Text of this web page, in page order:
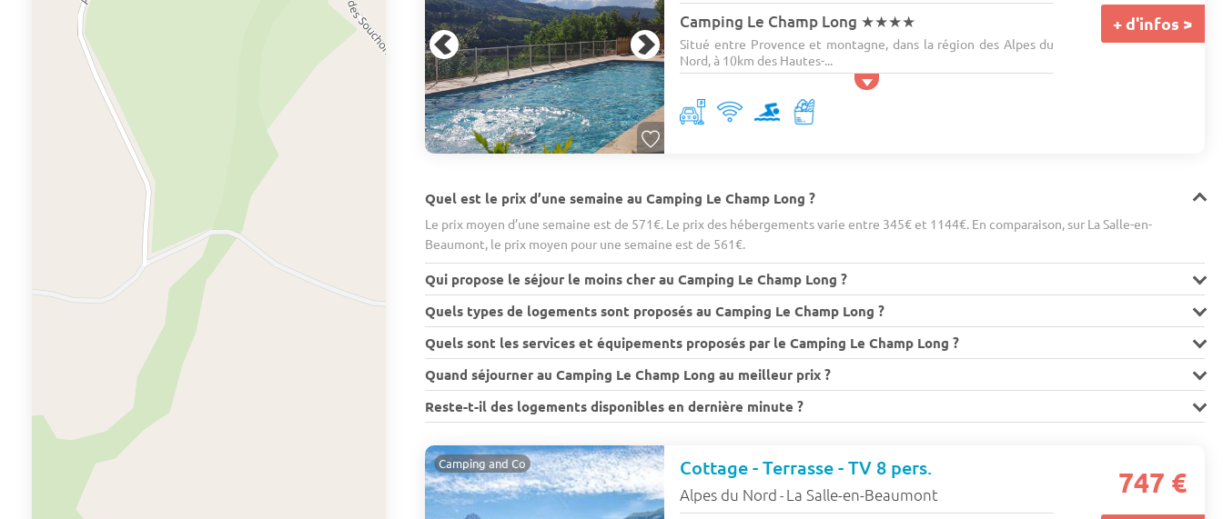
Camping Le Champ Long ★★★★
Situé entre Provence et montagne, dans la région des Alpes du
Nord, à 10km des Hautes-...
+ d'infos >
Quel est le prix d’une semaine au Camping Le Champ Long ?
Le prix moyen d’une semaine est de 571€. Le prix des hébergements varie entre 345€ et 1144€. En comparaison, sur La Salle-en-
Beaumont, le prix moyen pour une semaine est de 561€.
Qui propose le séjour le moins cher au Camping Le Champ Long ?
Quels types de logements sont proposés au Camping Le Champ Long ?
Quels sont les services et équipements proposés par le Camping Le Champ Long ?
Quand séjourner au Camping Le Champ Long au meilleur prix ?
Reste-t-il des logements disponibles en dernière minute ?
Camping and Co Cottage - Terrasse - TV 8 pers.
Alpes du Nord - La Salle-en-Beaumont 747 €